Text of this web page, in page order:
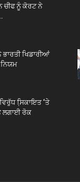
ਚੀਫ ਨੂੰ ਕੋਰਟ ਨੇ
ਖਿਡਾਰੀਆਂ
ਸਿ਼ਕਾਇਤ ‘ਤੇ
ਲਗਾਈ ਰੋਕ